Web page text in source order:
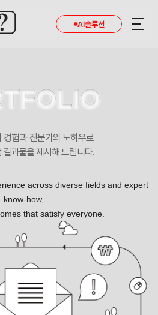
AI솔루션
경험과 전문가의 노하우로
결과물을 제시해 드립니다.
across diverse fields and expert
know-how,
that satisfy everyone.